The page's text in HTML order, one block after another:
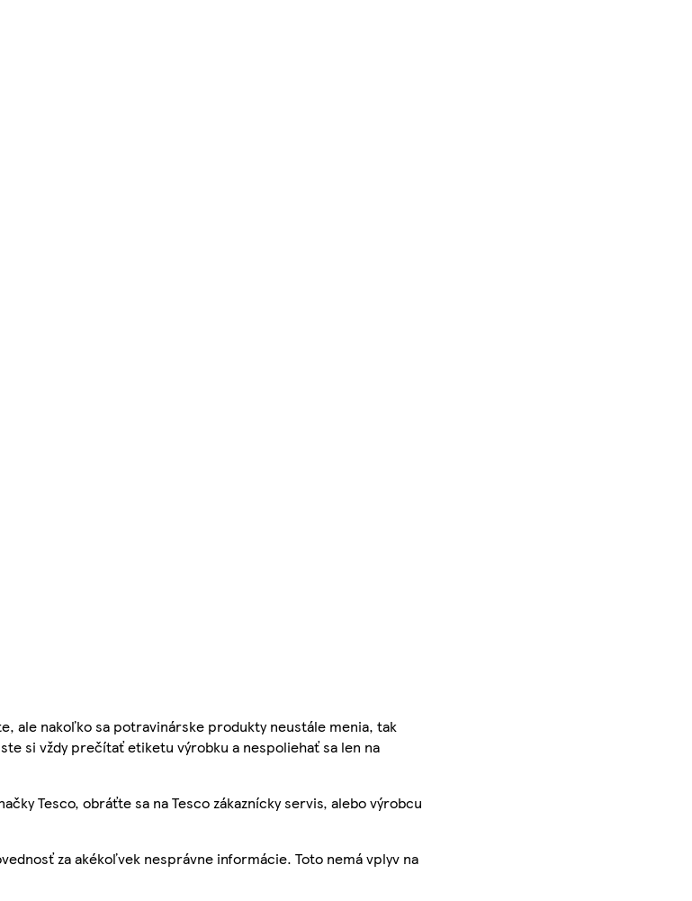
ale nakoľko sa potravinárske produkty neustále menia, tak
si vždy prečítať etiketu výrobku a nespoliehať sa len na
Tesco, obráťte sa na Tesco zákaznícky servis, alebo výrobcu
za akékoľvek nesprávne informácie. Toto nemá vplyv na